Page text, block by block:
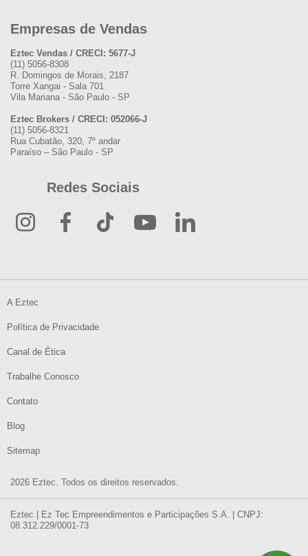
Empresas de Vendas
Eztec Vendas / CRECI: 5677-J
(11) 5056-8308
R. Domingos de Morais, 2187
Torre Xangai - Sala 701
Vila Mariana - São Paulo - SP
Eztec Brokers / CRECI: 052066-J
(11) 5056-8321
Rua Cubatão, 320, 7º andar
Paraíso – São Paulo - SP
Redes Sociais
2026 Eztec. Todos os direitos reservados.
A Eztec
Política de Privacidade
Canal de Ética
Trabalhe Conosco
Contato
Blog
Sitemap
Eztec | Ez Tec Empreendimentos e Participações S.A. | CNPJ:
08.312.229/0001-73